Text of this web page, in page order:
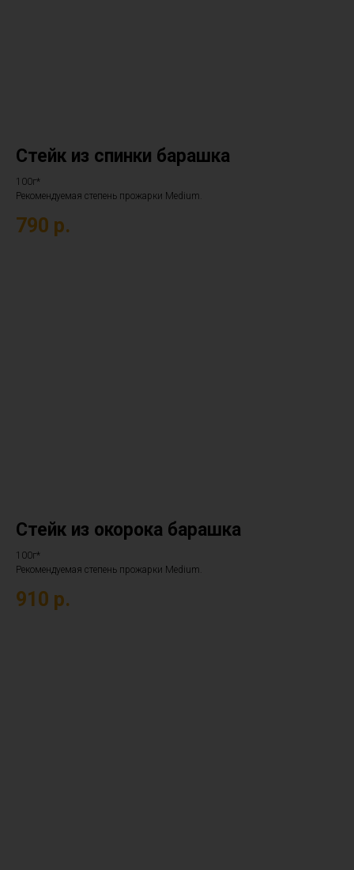
Стейк из спинки барашка
100г*
Рекомендуемая степень прожарки Medium.
790 р.
Стейк из окорока барашка
100г*
Рекомендуемая степень прожарки Medium.
910 р.